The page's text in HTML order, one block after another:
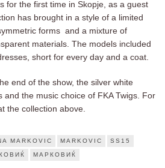
for the first time in Skopje, as a guest
has brought in a style of a limited
forms and a mixture of
materials. The models included
short for every day and a coat.
end of the show, the silver white
and the music choice of FKA Twigs. For
the collection above.
MARKOVIC MARKOVIC SS15
МАРКОВИЌ